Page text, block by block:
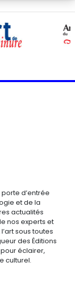
d’entrée
et de la
actualités
nos experts et
sous toutes
des Éditions
éclairer,
culturel.